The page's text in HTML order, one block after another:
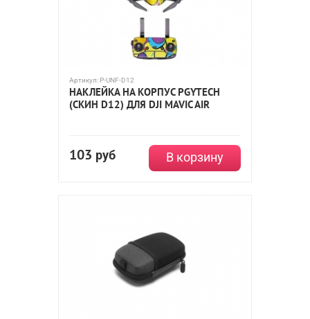
Артикул: P-UNF-D12
НАКЛЕЙКА НА КОРПУС PGYTECH
(СКИН D12) ДЛЯ DJI MAVIC AIR
103 руб В корзину